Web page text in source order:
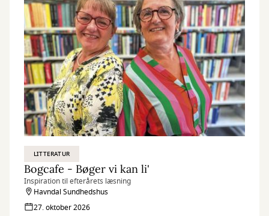
LITTERATUR
Bogcafe - Bøger vi kan li'
Inspiration til efterårets læsning
Havndal Sundhedshus
27. oktober 2026